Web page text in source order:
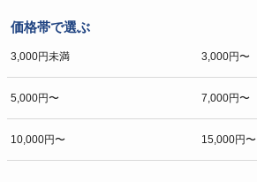
価格帯で選ぶ
3,000円未満 3,000円〜
5,000円〜 7,000円〜
10,000円〜 15,000円〜